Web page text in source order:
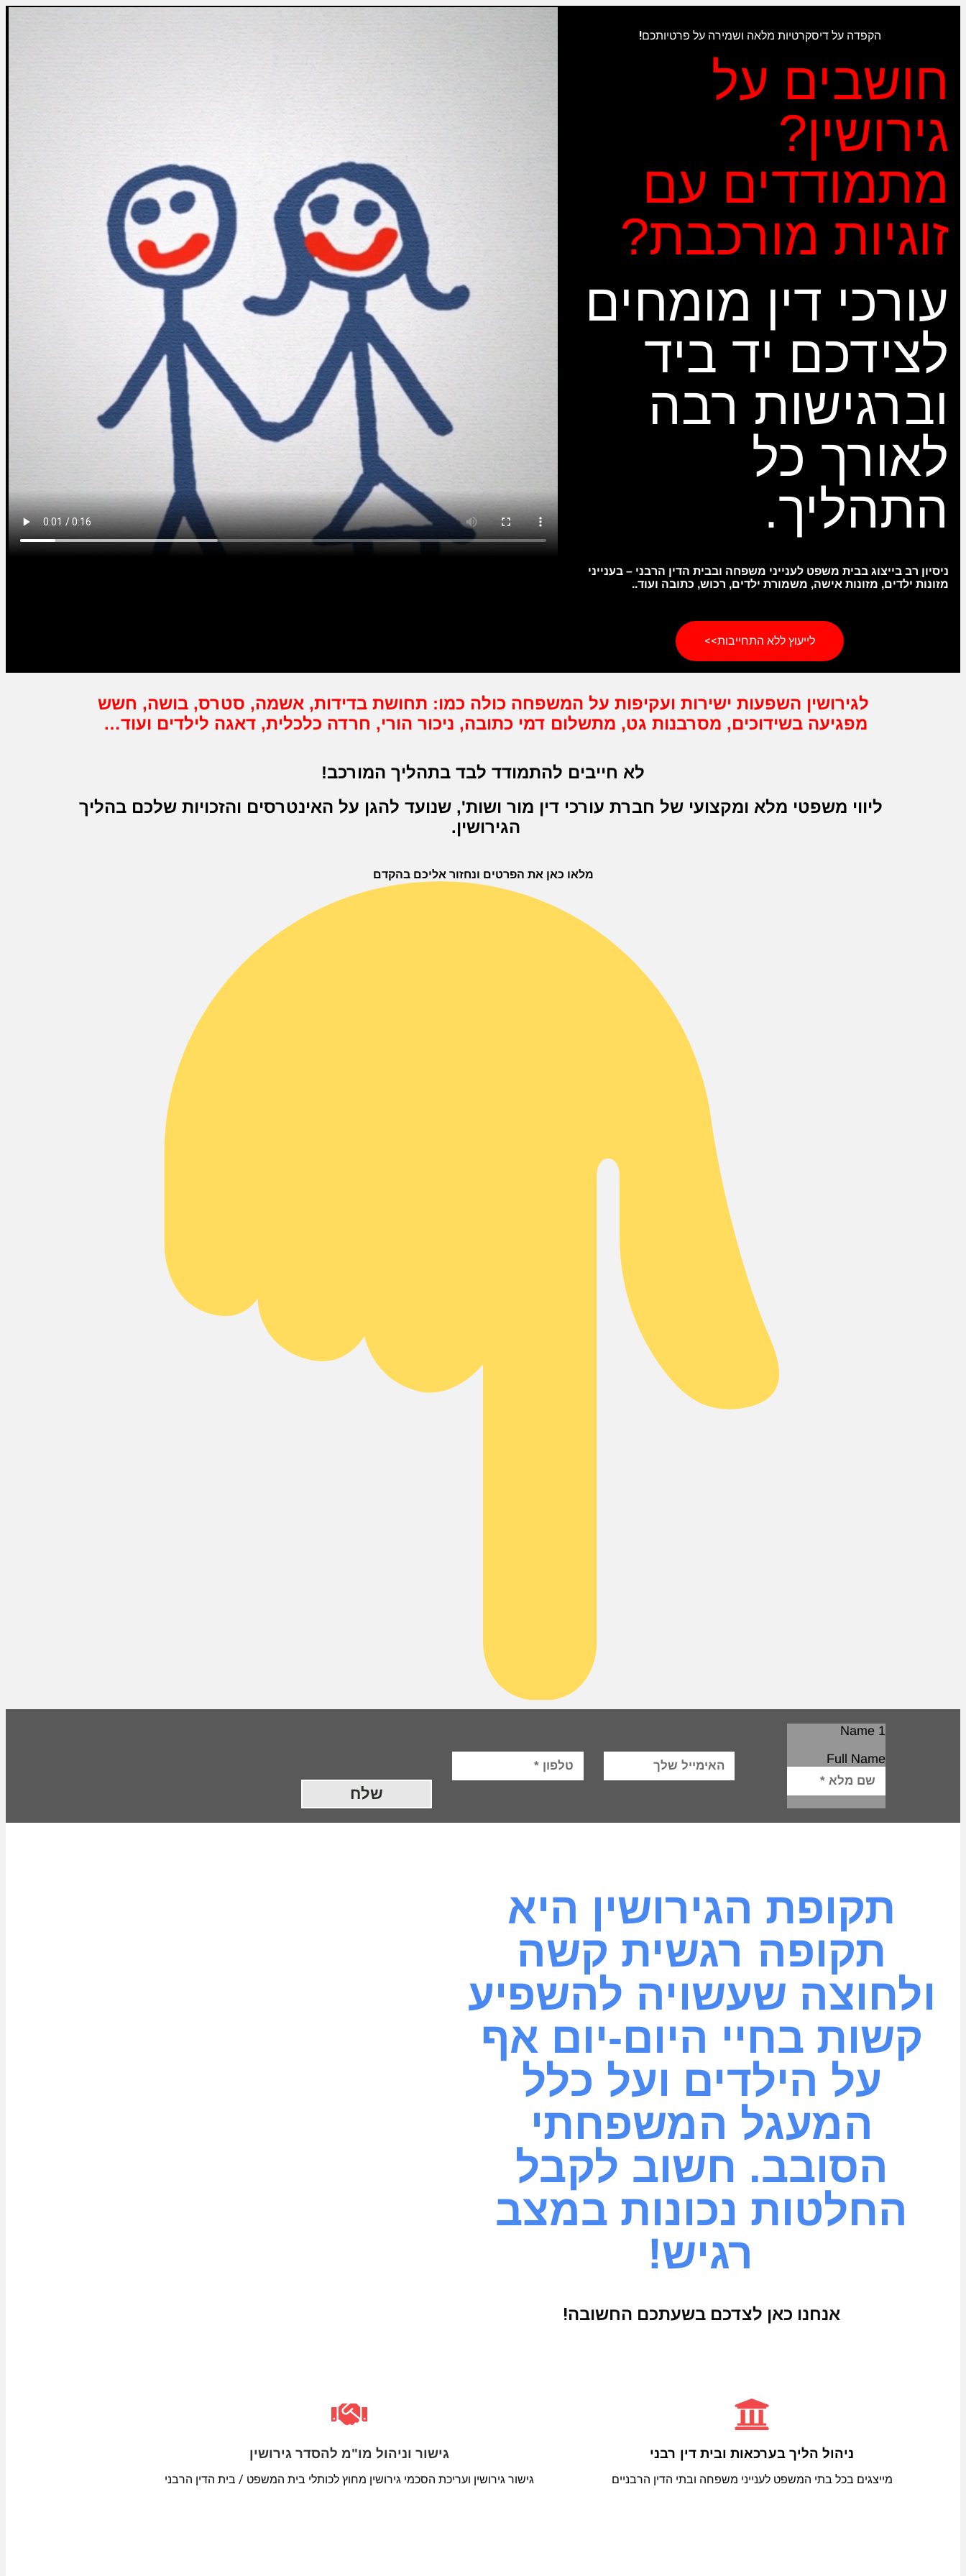
הקפדה על דיסקרטיות מלאה ושמירה על פרטיותכם!
חושבים על
גירושין?
מתמודדים עם
זוגיות מורכבת?
עורכי דין מומחים
לצידכם יד ביד
וברגישות רבה
לאורך כל
התהליך.
ניסיון רב בייצוג בבית משפט לענייני משפחה ובבית הדין הרבני – בענייני
מזונות ילדים, מזונות אישה, משמורת ילדים, רכוש, כתובה ועוד..
לייעוץ ללא התחייבות>>
לגירושין השפעות ישירות ועקיפות על המשפחה כולה כמו: תחושת בדידות, אשמה, סטרס, בושה, חשש
מפגיעה בשידוכים, מסרבנות גט, מתשלום דמי כתובה, ניכור הורי, חרדה כלכלית, דאגה לילדים ועוד…
לא חייבים להתמודד לבד בתהליך המורכב!
ליווי משפטי מלא ומקצועי של חברת עורכי דין מור ושות', שנועד להגן על האינטרסים והזכויות שלכם בהליך
הגירושין.
מלאו כאן את הפרטים ונחזור אליכם בהקדם
Name 1
Full Name
שלח
תקופת הגירושין היא
תקופה רגשית קשה
ולחוצה שעשויה להשפיע
קשות בחיי היום-יום אף
על הילדים ועל כלל
המעגל המשפחתי
הסובב. חשוב לקבל
החלטות נכונות במצב
רגיש!
אנחנו כאן לצדכם בשעתכם החשובה!
ניהול הליך בערכאות ובית דין רבני
מייצגים בכל בתי המשפט לענייני משפחה ובתי הדין הרבניים
גישור וניהול מו"מ להסדר גירושין
גישור גירושין ועריכת הסכמי גירושין מחוץ לכותלי בית המשפט / בית הדין הרבני